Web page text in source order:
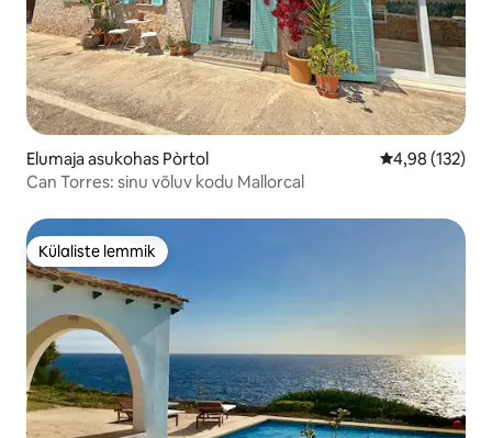
Elumaja asukohas Pòrtol Keskmine
4,98 (132)
Can Torres: sinu võluv kodu Mallorcal
Külaliste lemmik
Külaliste lemmik